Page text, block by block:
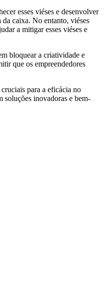
esses viéses e desenvolver
da caixa. No entanto, viéses
a mitigar esses viéses e
bloquear a criatividade e
que os empreendedores
para a eficácia no
soluções inovadoras e bem-